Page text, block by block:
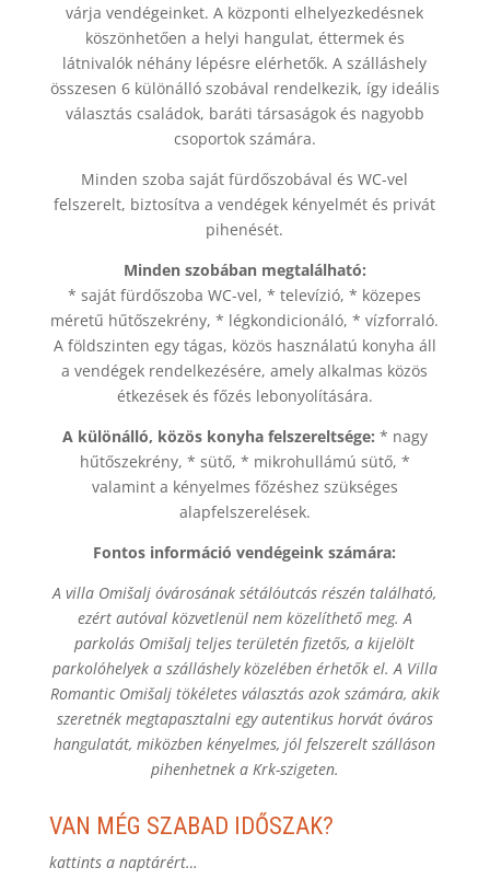
várja vendégeinket. A központi elhelyezkedésnek
köszönhetően a helyi hangulat, éttermek és
látnivalók néhány lépésre elérhetők. A szálláshely
összesen 6 különálló szobával rendelkezik, így ideális
választás családok, baráti társaságok és nagyobb
csoportok számára.
Minden szoba saját fürdőszobával és WC-vel
felszerelt, biztosítva a vendégek kényelmét és privát
pihenését.
Minden szobában megtalálható:
* saját fürdőszoba WC-vel, * televízió, * közepes
méretű hűtőszekrény, * légkondicionáló, * vízforraló.
A földszinten egy tágas, közös használatú konyha áll
a vendégek rendelkezésére, amely alkalmas közös
étkezések és főzés lebonyolítására.
A különálló, közös konyha felszereltsége: * nagy
hűtőszekrény, * sütő, * mikrohullámú sütő, *
valamint a kényelmes főzéshez szükséges
alapfelszerelések.
Fontos információ vendégeink számára:
A villa Omišalj óvárosának sétálóutcás részén található,
ezért autóval közvetlenül nem közelíthető meg. A
parkolás Omišalj teljes területén fizetős, a kijelölt
parkolóhelyek a szálláshely közelében érhetők el. A Villa
Romantic Omišalj tökéletes választás azok számára, akik
szeretnék megtapasztalni egy autentikus horvát óváros
hangulatát, miközben kényelmes, jól felszerelt szálláson
pihenhetnek a Krk-szigeten.
VAN MÉG SZABAD IDŐSZAK?
kattints a naptárért…